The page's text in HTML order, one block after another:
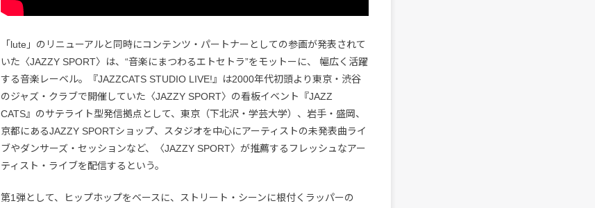
「lute」のリニューアルと同時にコンテンツ・パートナーとしての参画が発表されて
いた〈JAZZY SPORT〉は、“音楽にまつわるエトセトラ”をモットーに、 幅広く活躍
する音楽レーベル。『JAZZCATS STUDIO LIVE!』は2000年代初頭より東京・渋谷
のジャズ・クラブで開催していた〈JAZZY SPORT〉の看板イベント『JAZZ
CATS』のサテライト型発信拠点として、東京（下北沢・学芸大学）、岩手・盛岡、
京都にあるJAZZY SPORTショップ、スタジオを中心にアーティストの未発表曲ライ
ブやダンサーズ・セッションなど、〈JAZZY SPORT〉が推薦するフレッシュなアー
ティスト・ライブを配信するという。
第1弾として、ヒップホップをベースに、ストリート・シーンに根付くラッパーの